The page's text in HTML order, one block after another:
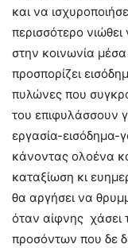
και να
περισσότερο
στην κοινωνία
προσπορίζει
πυλώνες που
του επιφυλάσσουν
εργασία-εισόδημα-
κάνοντας ολοένα
καταξίωση κι
θα αργήσει να
όταν αίφνης χάσει
προσόντων που δε